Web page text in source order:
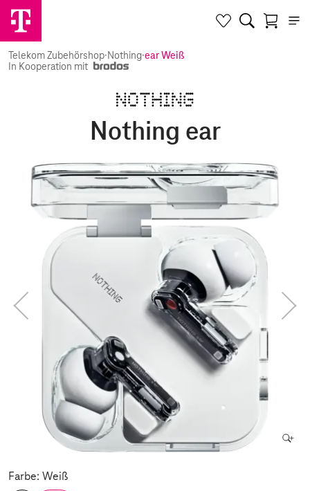
Telekom Zubehörshop·Nothing·ear Weiß
In Kooperation mit
Nothing ear
Farbe: Weiß